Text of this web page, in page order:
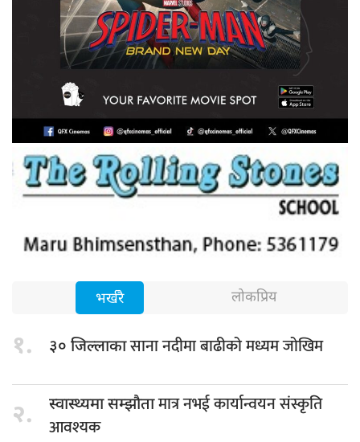
भर्खरै लोकप्रिय
१. ३० जिल्लाकासाना नदीमा बाढीको मध्यम जोखिम
२. स्वास्थ्यमा सम्झौतामात्र नभई कार्यान्वयन संस्कृति
आवश्यक